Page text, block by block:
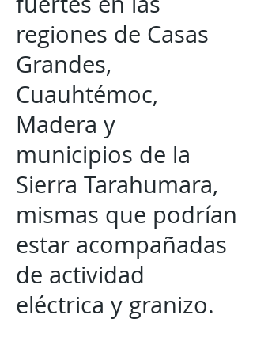
regiones de Casas
Grandes,
Cuauhtémoc,
Madera y
municipios de la
Sierra Tarahumara,
mismas que podrían
estar acompañadas
de actividad
eléctrica y granizo.